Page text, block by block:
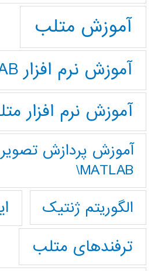
آموزش متلب
آموزش نرم افزار MATLAB
آموزش نرم افزار
آموزش پردازش
MATLAB\
الگوریتم ژنتیک
ترفندهای متلب